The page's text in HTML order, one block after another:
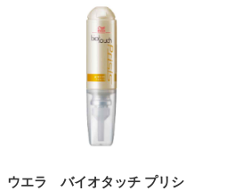
ウエラ バイオタッチ プリシ